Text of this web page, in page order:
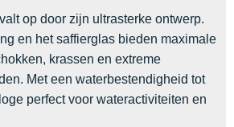
valt op door zijn ultrasterke ontwerp.
en het saffierglas bieden maximale
krassen en extreme
Met een waterbestendigheid tot
perfect voor wateractiviteiten en